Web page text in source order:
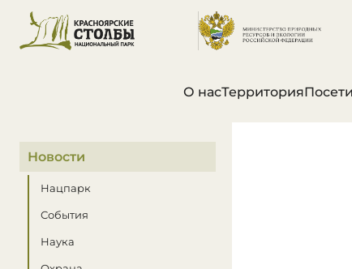
О насТерритория
В этом разделе
Новости
Нацпарк
События
Наука